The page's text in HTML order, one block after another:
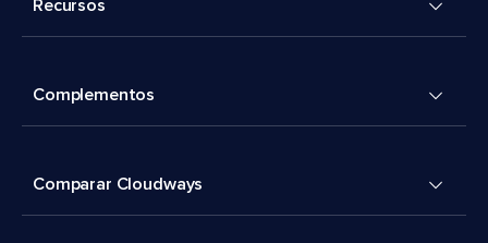
Recursos
Complementos
Comparar Cloudways